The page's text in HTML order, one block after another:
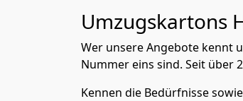
Umzugskartons
Wer unsere Angebote kennt
Nummer eins sind. Seit über
Kennen die Bedürfnisse